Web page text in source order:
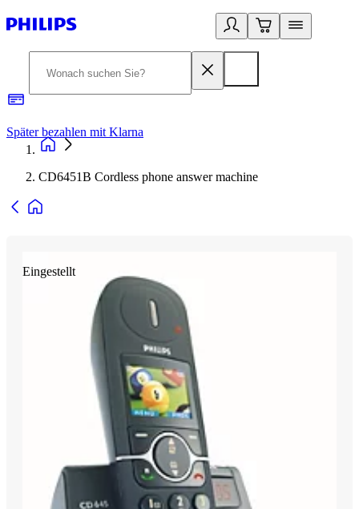
Später bezahlen mit Klarna
CD6451B Cordless phone answer machine
Eingestellt